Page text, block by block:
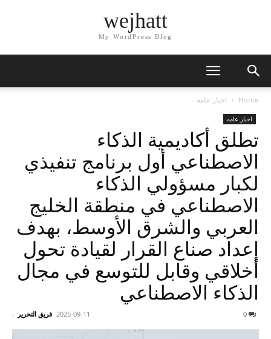
wejhatt
My WordPress Blog
Home اخبار عامه
اخبار عامه
تطلق أكاديمية الذكاء
الاصطناعي أول برنامج تنفيذي
لكبار مسؤولي الذكاء
الاصطناعي في منطقة الخليج
العربي والشرق الأوسط، بهدف
إعداد صناع القرار لقيادة تحول
أخلاقي وقابل للتوسع في مجال
الذكاء الاصطناعي
فريق التحرير - 2025-09-11